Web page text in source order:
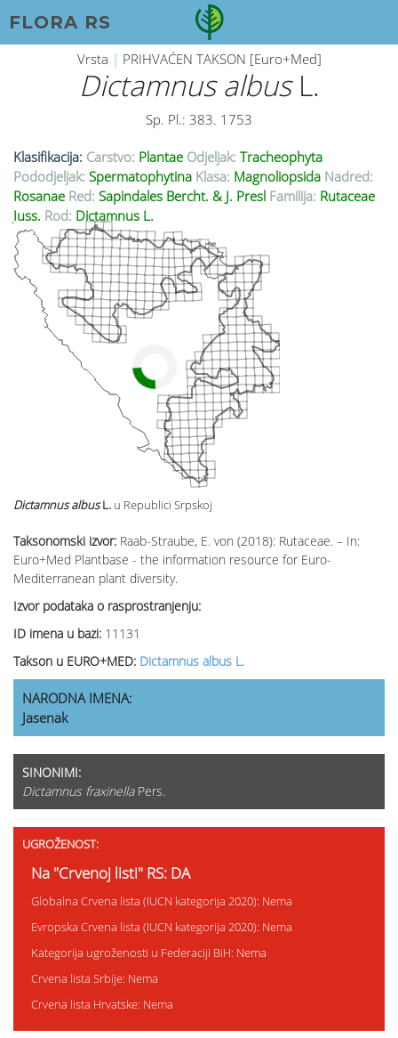
FLORA RS
Vrsta | PRIHVAĆEN TAKSON [Euro+Med]
Dictamnus albusL.
Sp. Pl.: 383. 1753
Klasifikacija: Carstvo: Plantae Odjeljak: Tracheophyta
Pododjeljak: Spermatophytina Klasa: Magnoliopsida Nadred:
Rosanae Red: Sapindales Bercht. & J. Presl Familija: Rutaceae
Juss. Rod: Dictamnus L.
Taksonomski izvor: Raab-Straube, E. von (2018): Rutaceae. – In:
Euro+Med Plantbase - the information resource for Euro-
Mediterranean plant diversity.
Izvor podataka o rasprostranjenju:
ID imena u bazi: 11131
Takson u EURO+MED: Dictamnus albus L.
Dictamnus albusL. u Republici Srpskoj
NARODNA IMENA:
Jasenak
SINONIMI:
Dictamnus fraxinellaPers.
UGROŽENOST:
Na "Crvenoj listi" RS: DA
Globalna Crvena lista (IUCN kategorija 2020): Nema
Evropska Crvena lista (IUCN kategorija 2020): Nema
Kategorija ugroženosti u Federaciji BiH: Nema
Crvena lista Srbije: Nema
Crvena lista Hrvatske: Nema